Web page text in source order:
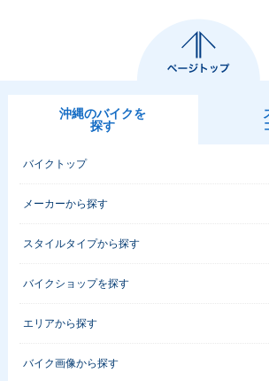
沖縄のバイクを
探す
バイクトップ
メーカーから探す
スタイルタイプから探す
バイクショップを探す
エリアから探す
バイク画像から探す